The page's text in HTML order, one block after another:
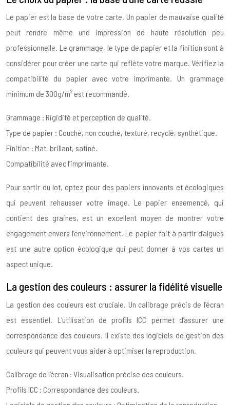
Le papier est la base de votre carte. Un papier de mauvaise qualité
peut rendre même une impression de haute résolution peu
professionnelle. Le grammage, le type de papier et la finition sont à
considérer pour créer une carte qui reflète votre marque. Vérifiez la
compatibilité du papier avec votre imprimante. Un grammage
minimum de 300g/m² est recommandé.
Grammage : Rigidité et perception de qualité.
Type de papier : Couché, non couché, texturé, recyclé, synthétique.
Finition : Mat, brillant, satiné.
Compatibilité avec l’imprimante.
Pour sortir du lot, optez pour des papiers innovants et écologiques
qui peuvent rehausser votre image. Le papier ensemencé, qui
contient des graines, est un excellent moyen de montrer votre
engagement envers l’environnement. Le papier fait à partir d’algues
est une autre option écologique qui peut donner à vos cartes un
aspect unique.
La gestion des couleurs : assurer la fidélité visuelle
La gestion des couleurs est cruciale. Un calibrage précis de l’écran
est essentiel. L’utilisation de profils ICC permet d’assurer une
correspondance des couleurs. Il existe des logiciels de gestion des
couleurs qui peuvent vous aider à optimiser la reproduction.
Calibrage de l’écran : Visualisation précise des couleurs.
Profils ICC : Correspondance des couleurs.